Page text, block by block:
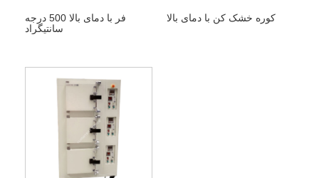
فر با دمای بالا 500 درجه
سانتیگراد
کوره خشک کن با دمای بالا